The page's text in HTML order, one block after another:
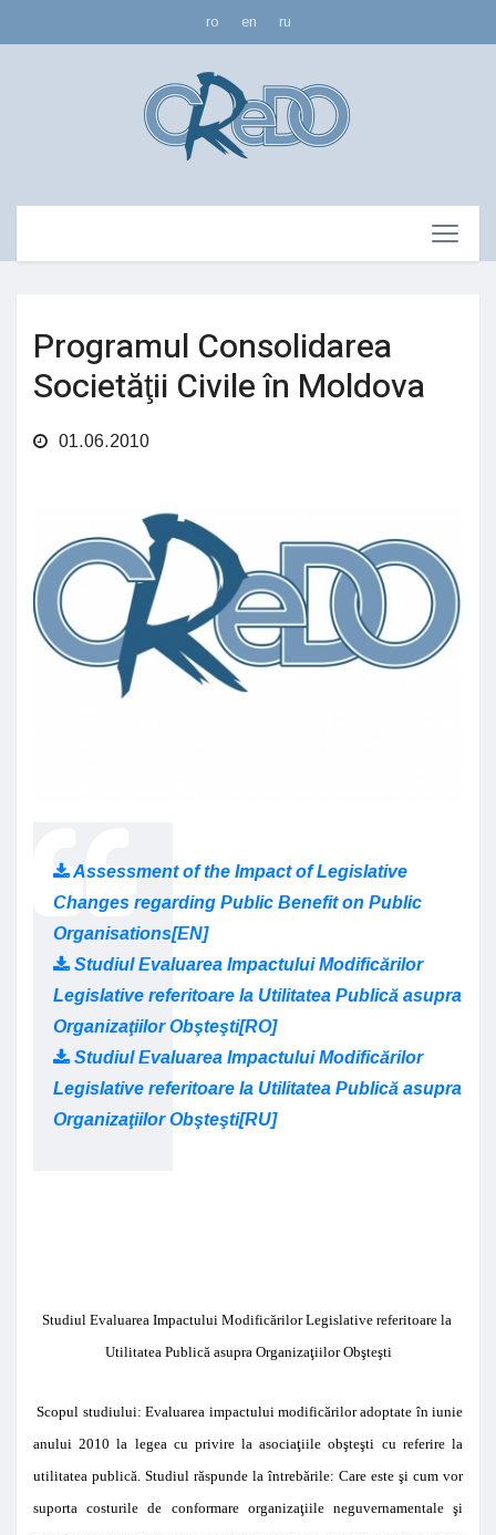
ro en ru
Programul Consolidarea
Societăţii Civile în Moldova
01.06.2010
Assessment of the Impact of Legislative
Changes regarding Public Benefit on Public
Organisations[EN]
Studiul Evaluarea Impactului Modificărilor
Legislative referitoare la Utilitatea Publică asupra
Organizaţiilor Obşteşti[RO]
Studiul Evaluarea Impactului Modificărilor
Legislative referitoare la Utilitatea Publică asupra
Organizaţiilor Obşteşti[RU]
Studiul Evaluarea Impactului Modificărilor Legislative referitoare la
Utilitatea Publică asupra Organizaţiilor Obşteşti
Scopul studiului: Evaluarea impactului modificărilor adoptate în iunie
anului 2010 la legea cu privire la asociaţiile obşteşti cu referire la
utilitatea publică. Studiul răspunde la întrebările: Care este şi cum vor
suporta costurile de conformare organizaţiile neguvernamentale şi